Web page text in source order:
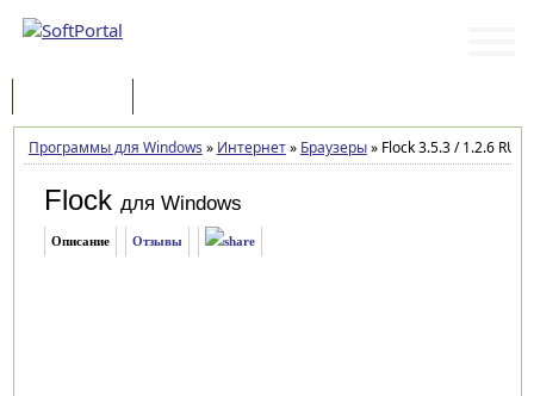
Программы для Windows » Интернет» Браузеры»Flock 3.5.3 / 1.2.6 RU
Flock для Windows
Описание Отзывы